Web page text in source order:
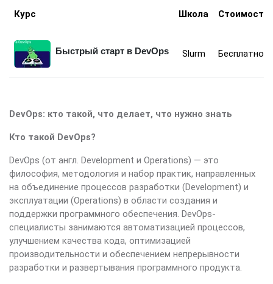
Курс Школа Стоимость
Быстрый старт в DevOps Slurm Бесплатно
DevOps: кто такой, что делает, что нужно знать
Кто такой DevOps?
DevOps (от англ. Development и Operations) — это
философия, методология и набор практик, направленных
на объединение процессов разработки (Development) и
эксплуатации (Operations) в области создания и
поддержки программного обеспечения. DevOps-
специалисты занимаются автоматизацией процессов,
улучшением качества кода, оптимизацией
производительности и обеспечением непрерывности
разработки и развертывания программного продукта.